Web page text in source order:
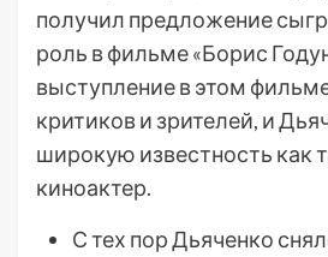
получил предложение
роль в фильме «Борис
выступление в этом
критиков и зрителей, и
широкую известность как
киноактер.
С тех пор Дьяченко